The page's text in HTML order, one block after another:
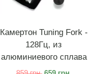
Камертон Tuning Fork ​​-
128Гц, из
алюминиевого сплава